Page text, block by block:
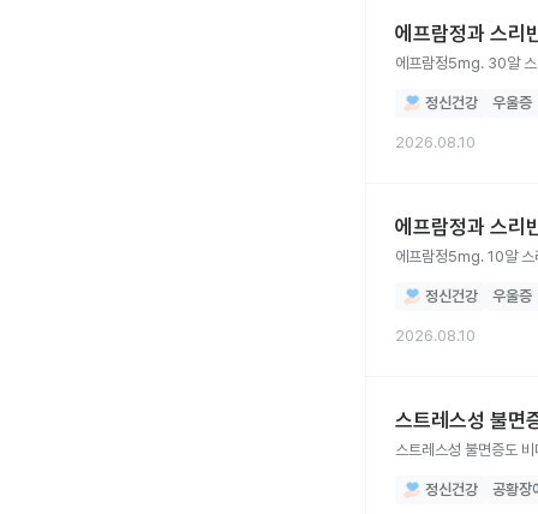
에프람정과 스리
에프람정5mg. 30알 스
정신건강 우울증
2026.08.10
에프람정과 스리
정신건강 우울증
2026.08.10
스트레스성 불면
스트레스성 불면증도
정신건강 공황장